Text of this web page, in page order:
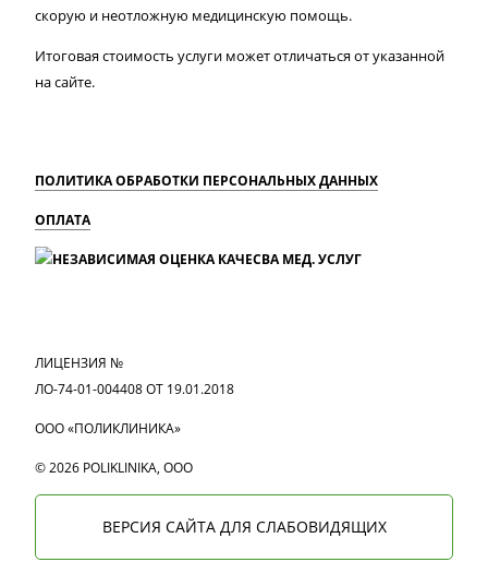
скорую и неотложную медицинскую помощь.
Итоговая стоимость услуги может отличаться от указанной
на сайте.
ПОЛИТИКА ОБРАБОТКИ ПЕРСОНАЛЬНЫХ ДАННЫХ
ОПЛАТА
ЛИЦЕНЗИЯ №
ЛО-74-01-004408 ОТ 19.01.2018
ООО «ПОЛИКЛИНИКА»
© 2026 POLIKLINIKA, OOO
ВЕРСИЯ САЙТА ДЛЯ СЛАБОВИДЯЩИХ